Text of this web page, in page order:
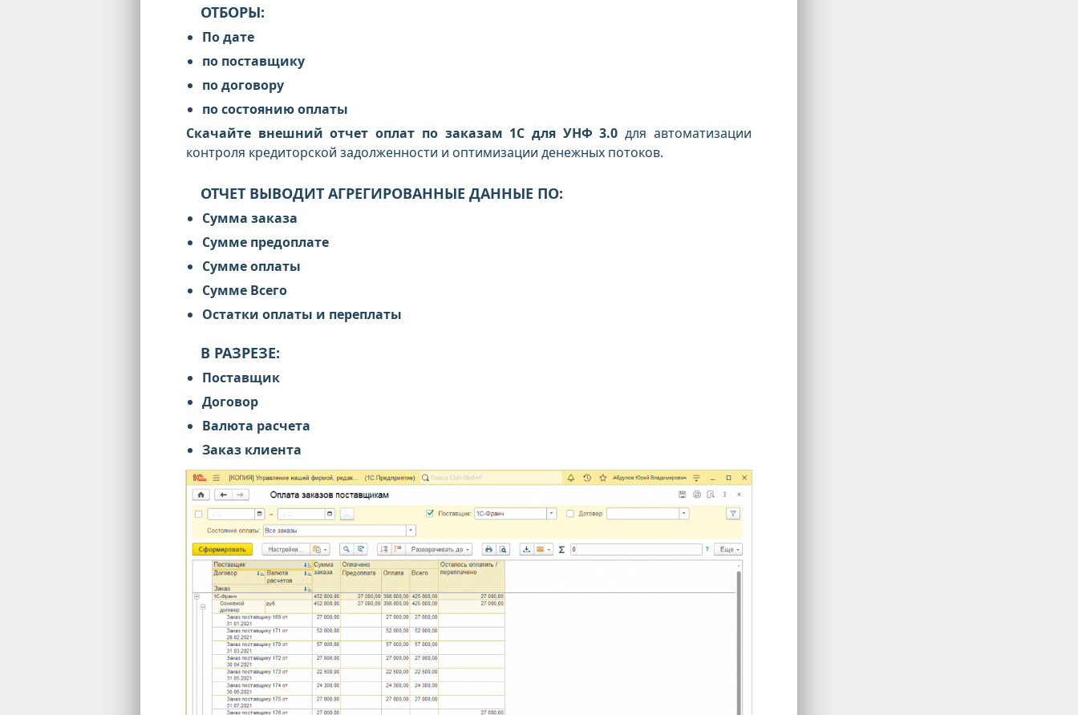
ОТБОРЫ:
По дате
по поставщику
по договору
по состоянию оплаты
Скачайте внешний отчет оплат по заказам 1С для УНФ 3.0 для автоматизации
контроля кредиторской задолженности и оптимизации денежных потоков.
ОТЧЕТ ВЫВОДИТ АГРЕГИРОВАННЫЕ ДАННЫЕ ПО:
Сумма заказа
Сумме предоплате
Сумме оплаты
Сумме Всего
Остатки оплаты и переплаты
В РАЗРЕЗЕ:
Поставщик
Договор
Валюта расчета
Заказ клиента